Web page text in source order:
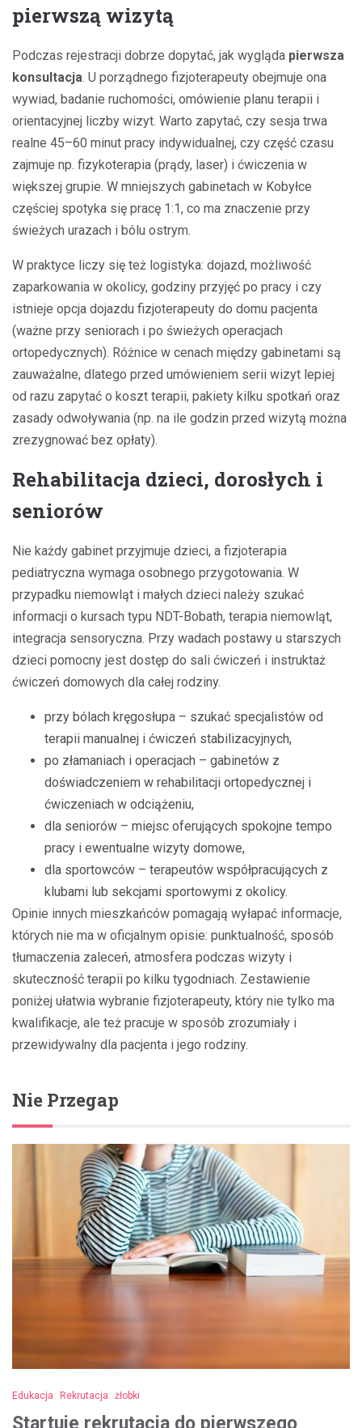
pierwszą wizytą
Podczas rejestracji dobrze dopytać, jak wygląda pierwsza
konsultacja. U porządnego fizjoterapeuty obejmuje ona
wywiad, badanie ruchomości, omówienie planu terapii i
orientacyjnej liczby wizyt. Warto zapytać, czy sesja trwa
realne 45–60 minut pracy indywidualnej, czy część czasu
zajmuje np. fizykoterapia (prądy, laser) i ćwiczenia w
większej grupie. W mniejszych gabinetach w Kobyłce
częściej spotyka się pracę 1:1, co ma znaczenie przy
świeżych urazach i bólu ostrym.
W praktyce liczy się też logistyka: dojazd, możliwość
zaparkowania w okolicy, godziny przyjęć po pracy i czy
istnieje opcja dojazdu fizjoterapeuty do domu pacjenta
(ważne przy seniorach i po świeżych operacjach
ortopedycznych). Różnice w cenach między gabinetami są
zauważalne, dlatego przed umówieniem serii wizyt lepiej
od razu zapytać o koszt terapii, pakiety kilku spotkań oraz
zasady odwoływania (np. na ile godzin przed wizytą można
zrezygnować bez opłaty).
Rehabilitacja dzieci, dorosłych i
seniorów
Nie każdy gabinet przyjmuje dzieci, a fizjoterapia
pediatryczna wymaga osobnego przygotowania. W
przypadku niemowląt i małych dzieci należy szukać
informacji o kursach typu NDT-Bobath, terapia niemowląt,
integracja sensoryczna. Przy wadach postawy u starszych
dzieci pomocny jest dostęp do sali ćwiczeń i instruktaż
ćwiczeń domowych dla całej rodziny.
przy bólach kręgosłupa – szukać specjalistów od
terapii manualnej i ćwiczeń stabilizacyjnych,
po złamaniach i operacjach – gabinetów z
doświadczeniem w rehabilitacji ortopedycznej i
ćwiczeniach w odciążeniu,
dla seniorów – miejsc oferujących spokojne tempo
pracy i ewentualne wizyty domowe,
dla sportowców – terapeutów współpracujących z
klubami lub sekcjami sportowymi z okolicy.
Opinie innych mieszkańców pomagają wyłapać informacje,
których nie ma w oficjalnym opisie: punktualność, sposób
tłumaczenia zaleceń, atmosfera podczas wizyty i
skuteczność terapii po kilku tygodniach. Zestawienie
poniżej ułatwia wybranie fizjoterapeuty, który nie tylko ma
kwalifikacje, ale też pracuje w sposób zrozumiały i
przewidywalny dla pacjenta i jego rodziny.
Nie Przegap
Edukacja Rekrutacja żłobki